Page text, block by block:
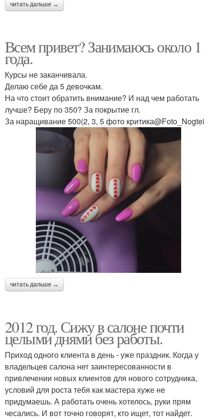
читать дальше →
Всем привет? Занимаюсь около 1
года.
Курсы не заканчивала.
Делаю себе да 5 девочкам.
На что стоит обратить внимание? И над чем работать
лучше? Беру по 350? За покрытие гл.
За наращивание 500(2, 3, 5 фото критика@Foto_Nogtei
читать дальше →
2012 год. Сижу в салоне почти
целыми днями без работы.
Приход одного клиента в день - уже праздник. Когда у
владельцев салона нет заинтересованности в
привлечении новых клиентов для нового сотрудника,
условий для роста тебя как мастера хуже не
придумаешь. А работать очень хотелось, руки прям
чесались. И вот точно говорят, кто ищет, тот найдет.